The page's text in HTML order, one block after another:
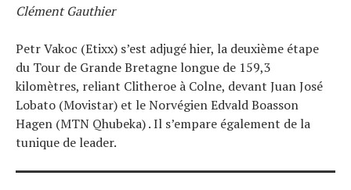
Clément Gauthier
Petr Vakoc (Etixx) s’est adjugé hier, la deuxième étape
du Tour de Grande Bretagne longue de 159,3
kilomètres, reliant Clitheroe à Colne, devant Juan José
Lobato (Movistar) et le Norvégien Edvald Boasson
Hagen (MTN Qhubeka) . Il s’empare également de la
tunique de leader.